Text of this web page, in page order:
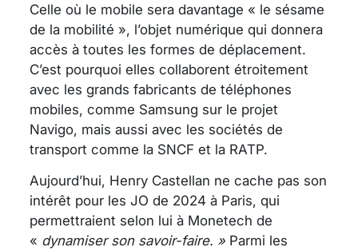
Celle où le mobile sera davantage « le sésame
de la mobilité », l’objet numérique qui donnera
accès à toutes les formes de déplacement.
C’est pourquoi elles collaborent étroitement
avec les grands fabricants de téléphones
mobiles, comme Samsung sur le projet
Navigo, mais aussi avec les sociétés de
transport comme la SNCF et la RATP.
Aujourd’hui, Henry Castellan ne cache pas son
intérêt pour les JO de 2024 à Paris, qui
permettraient selon lui à Monetech de
« dynamiser son savoir-faire. » Parmi les